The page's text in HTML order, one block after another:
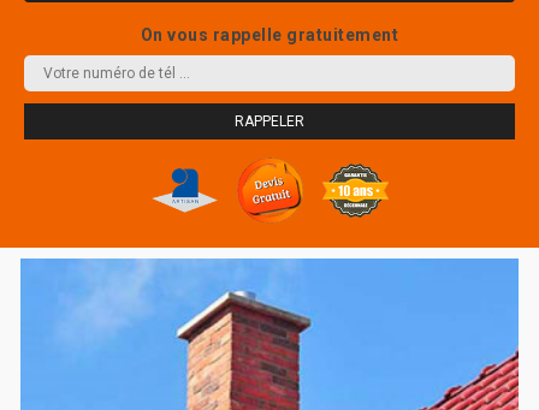
On vous rappelle gratuitement